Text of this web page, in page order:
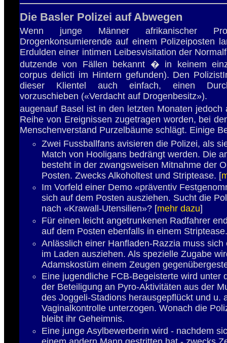
Die Basler Polizei auf Abwegen
Wenn junge Männer afrikanischer
Drogenkonsumierende auf einem Polizeiposten
Erdulden einer intimen Leibesvisitation der
dutzende von Fällen bekannt � in keinem
corpus delicti im Hintern gefunden). Den
dieser Klientel auch einfach, einen
vorzuschieben («Verdacht auf Drogenbesitz»).
augenauf Basel ist in den letzten Monaten jedoch
Reihe von Ereignissen zugetragen worden, bei
Menschenverstand Purzelbäume schlägt. Einige
Zwei Fussballfans avisieren die Polizei, als
Match von Hooligans bedrängt werden. Die
besteht in der zwangsweisen Mitnahme der
Posten. Zwecks Alkoholtest und Striptease. [
Im Vorfeld einer Demo «präventiv
sich auf dem Posten ausziehen. Sucht die
nach «Krawall-Utensilien»? [mehr dazu]
Für einen leicht angetrunkenen Radfahrer
auf dem Posten ebenfalls in einem Striptease.
Anlässlich einer Hanfladen-Razzia muss sich
im Laden ausziehen. Als spezielle Zugabe
Adamskostüm einem Zeugen
Eine jugendliche FCB-Begeisterte wird unter
der Beteiligung an Pyro-Aktivitäten aus der
des Joggeli-Stadions herausgepflückt und u.
Vaginalkontrolle unterzogen. Wonach die
bleibt ihr Geheimnis.
Eine junge Asylbewerberin wird - nachdem